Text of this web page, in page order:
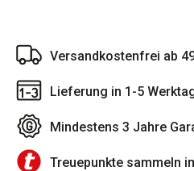
Versandkostenfrei ab
Lieferung in 1-5
Mindestens 3 Jahre
Treuepunkte sammeln